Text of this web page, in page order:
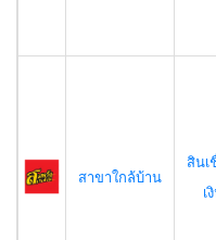
สาขาใกล้บ้าน
สินเ
เ